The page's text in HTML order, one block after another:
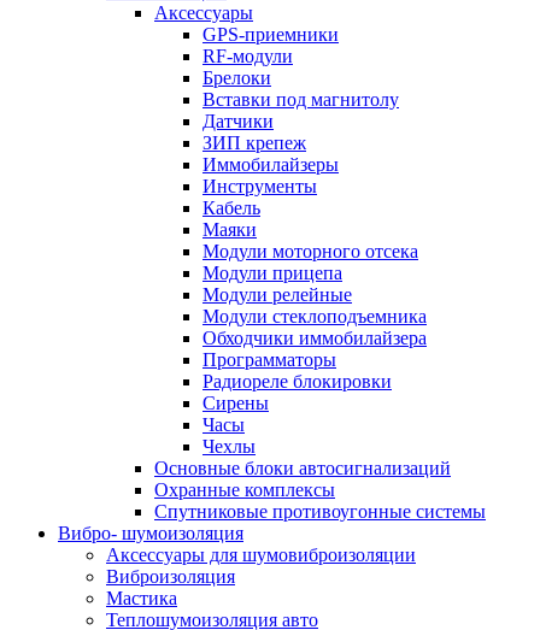
Аксессуары
GPS-приемники
RF-модули
Брелоки
Вставки под магнитолу
Датчики
ЗИП крепеж
Иммобилайзеры
Инструменты
Кабель
Маяки
Модули моторного отсека
Модули прицепа
Модули релейные
Модули стеклоподъемника
Обходчики иммобилайзера
Программаторы
Радиореле блокировки
Сирены
Часы
Чехлы
Основные блоки автосигнализаций
Охранные комплексы
Спутниковые противоугонные системы
Вибро- шумоизоляция
Аксессуары для шумовиброизоляции
Виброизоляция
Мастика
Теплошумоизоляция авто